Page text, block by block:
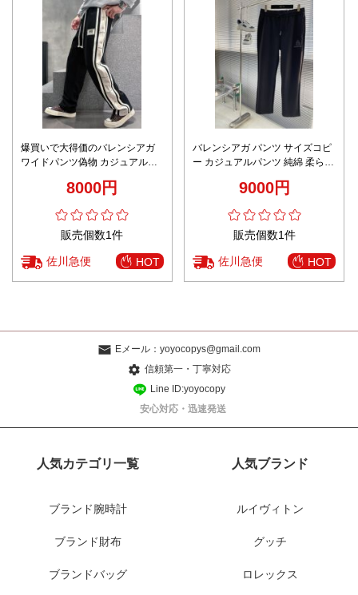
爆買いで大得価のバレンシアガ
ワイドパンツ偽物 カジュアルパ
8000円
販売個数1件
佐川急便 HOT
バレンシアガ パンツ サイズコピ
ー カジュアルパンツ 純綿 柔らか
9000円
販売個数1件
佐川急便 HOT
Eメール： yoyocopys@gmail.com
信頼第一・丁寧対応
Line ID:yoyocopy
安心対応・迅速発送
人気カテゴリ一覧
ブランド腕時計
ブランド財布
ブランドバッグ
人気ブランド
ルイヴィトン
グッチ
ロレックス